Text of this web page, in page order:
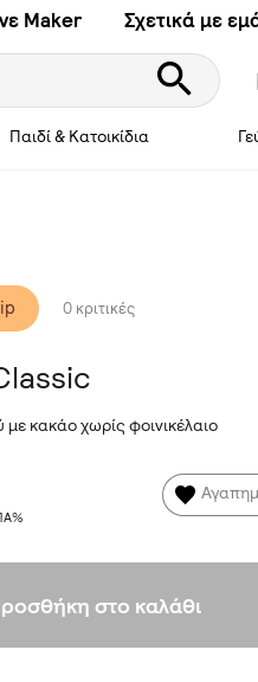
Maker Σχετικά με
Παιδί & Κατοικίδια
0 κριτικές
κακάο χωρίς φοινικέλαιο
στο καλάθι